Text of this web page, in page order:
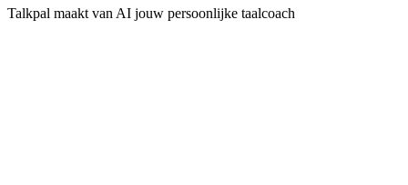
Talkpal maakt van AI jouw persoonlijke taalcoach